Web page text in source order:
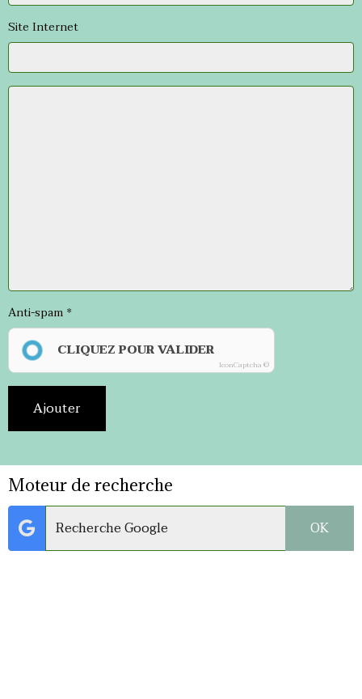
Site Internet
Anti-spam
CLIQUEZ POUR VALIDER
IconCaptcha ©
Ajouter
Moteur de recherche
OK